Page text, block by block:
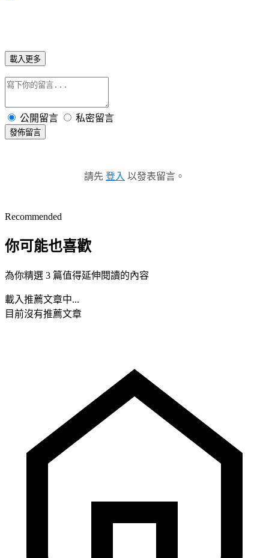
載入更多
公開留言 私密留言
發佈留言
請先 登入 以發表留言。
Recommended
你可能也喜歡
為你精選 3 篇值得延伸閱讀的內容
載入推薦文章中...
目前沒有推薦文章